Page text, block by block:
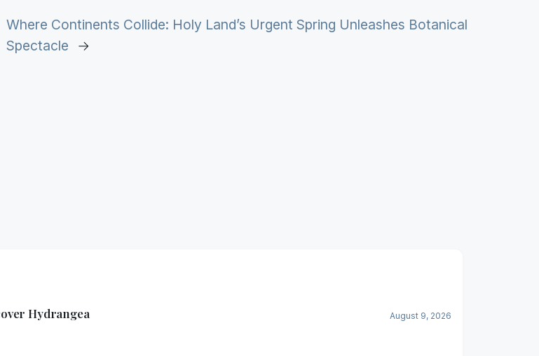
Where Continents Collide: Holy Land’s Urgent Spring Unleashes Botanical
Spectacle
→
Hydrangea August 9, 2026